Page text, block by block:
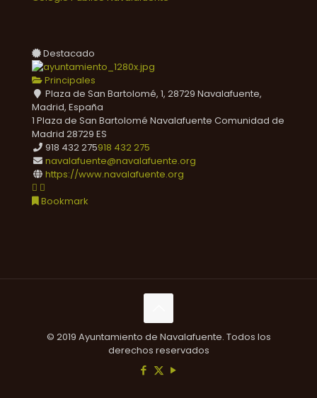
Destacado
Principales
Plaza de San Bartolomé, 1, 28729 Navalafuente,
Madrid, España
1 Plaza de San Bartolomé Navalafuente Comunidad de
Madrid 28729 ES
918 432 275918 432 275
navalafuente@navalafuente.org
https://www.navalafuente.org
Bookmark
© 2019 Ayuntamiento de Navalafuente. Todos los
derechos reservados